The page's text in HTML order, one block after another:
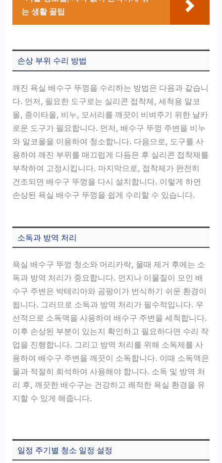
는 생활 꿀팁
손상 부위 수리 방법
깨진 욕실 배수구 뚜껑을 수리하는 방법은 다음과 같습니
다. 먼저, 필요한 도구로는 실리콘 접착제, 세척용 알코
올, 종이타올, 비누, 모서리를 깨끗이 비벼주기 위한 날카
로운 도구가 필요합니다. 먼저, 배수구 뚜껑 주변을 비누
와 알코올을 이용하여 청소합니다. 다음으로, 도구를 사
용하여 깨진 부위를 매끄럽게 다듬은 후 실리콘 접착제를
부착하여 고정시킵니다. 마지막으로, 접착제가 완전히
건조되면 배수구 뚜껑을 다시 설치합니다. 이렇게 하면
손상된 욕실 배수구 뚜껑을 쉽게 수리할 수 있습니다.
소독과 방역 처리
욕실 배수구 뚜껑 청소와 머리카락, 물때 제거 후에는 소
독과 방역 처리가 중요합니다. 먼지나 이물질이 모인 배
수구 주변은 박테리아와 곰팡이가 번식하기 쉬운 환경이
됩니다. 그러므로 소독과 방역 처리가 필수적입니다. 우
선적으로 소독액을 사용하여 배수구 주변을 세척합니다.
이후 손상된 부분이 있는지 확인하고 필요하다면 수리 작
업을 진행합니다. 그리고 방역 처리를 위해 소독제를 사
용하여 배수구 주변을 깨끗이 소독합니다. 이때 소독액은
물과 적절히 희석하여 사용해야 합니다. 소독 및 방역 처
리 후, 깨끗한 배수구는 건강하고 쾌적한 욕실 환경을 유
지할 수 있게 해줍니다.
일정 주기별 청소 일정 설정